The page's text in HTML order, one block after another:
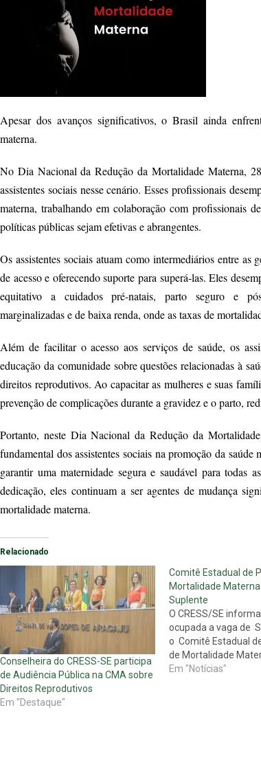
Apesar dos avanços significativos, o Brasil ainda
materna.
No Dia Nacional da Redução da Mortalidade Materna,
assistentes sociais nesse cenário. Esses profissionais
materna, trabalhando em colaboração com profissionais
políticas públicas sejam efetivas e abrangentes.
Os assistentes sociais atuam como intermediários entre as
de acesso e oferecendo suporte para superá-las. Eles
equitativo a cuidados pré-natais, parto seguro e
marginalizadas e de baixa renda, onde as taxas de
Além de facilitar o acesso aos serviços de saúde, os
educação da comunidade sobre questões relacionadas à
direitos reprodutivos. Ao capacitar as mulheres e suas
prevenção de complicações durante a gravidez e o parto,
Portanto, neste Dia Nacional da Redução da
fundamental dos assistentes sociais na promoção da
garantir uma maternidade segura e saudável para todas
dedicação, eles continuam a ser agentes de mudança
mortalidade materna.
Relacionado
Conselheira do CRESS-SE participa
de Audiência Pública na CMA sobre
Direitos Reprodutivos
Em "Destaque"
Comitê Estadual de
Mortalidade
Suplente
O CRESS/SE
ocupada a vaga de
o Comitê Estadual
de Mortalidade
Em "Notícias"